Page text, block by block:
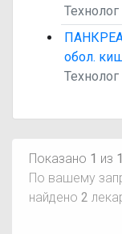
обол.
Показано 1 из
По вашему
найдено 2